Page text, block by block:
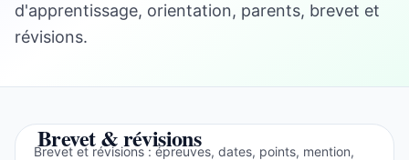
d'apprentissage, orientation, parents, brevet et
révisions.
Brevet & révisions
Brevet et révisions : épreuves, dates, points, mention,